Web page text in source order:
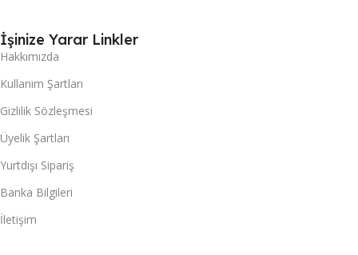
İşinize Yarar Linkler
Hakkımızda
Kullanım Şartları
Gizlilik Sözleşmesi
Üyelik Şartları
Yurtdışı Sipariş
Banka Bilgileri
İletişim